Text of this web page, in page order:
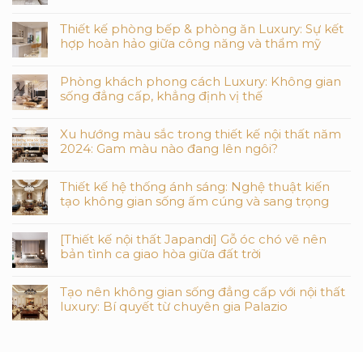
Thiết kế phòng bếp & phòng ăn Luxury: Sự kết
hợp hoàn hảo giữa công năng và thẩm mỹ
Phòng khách phong cách Luxury: Không gian
sống đẳng cấp, khẳng định vị thế
Xu hướng màu sắc trong thiết kế nội thất năm
2024: Gam màu nào đang lên ngôi?
Thiết kế hệ thống ánh sáng: Nghệ thuật kiến
tạo không gian sống ấm cúng và sang trọng
[Thiết kế nội thất Japandi] Gỗ óc chó vẽ nên
bản tình ca giao hòa giữa đất trời
Tạo nên không gian sống đẳng cấp với nội thất
luxury: Bí quyết từ chuyên gia Palazio